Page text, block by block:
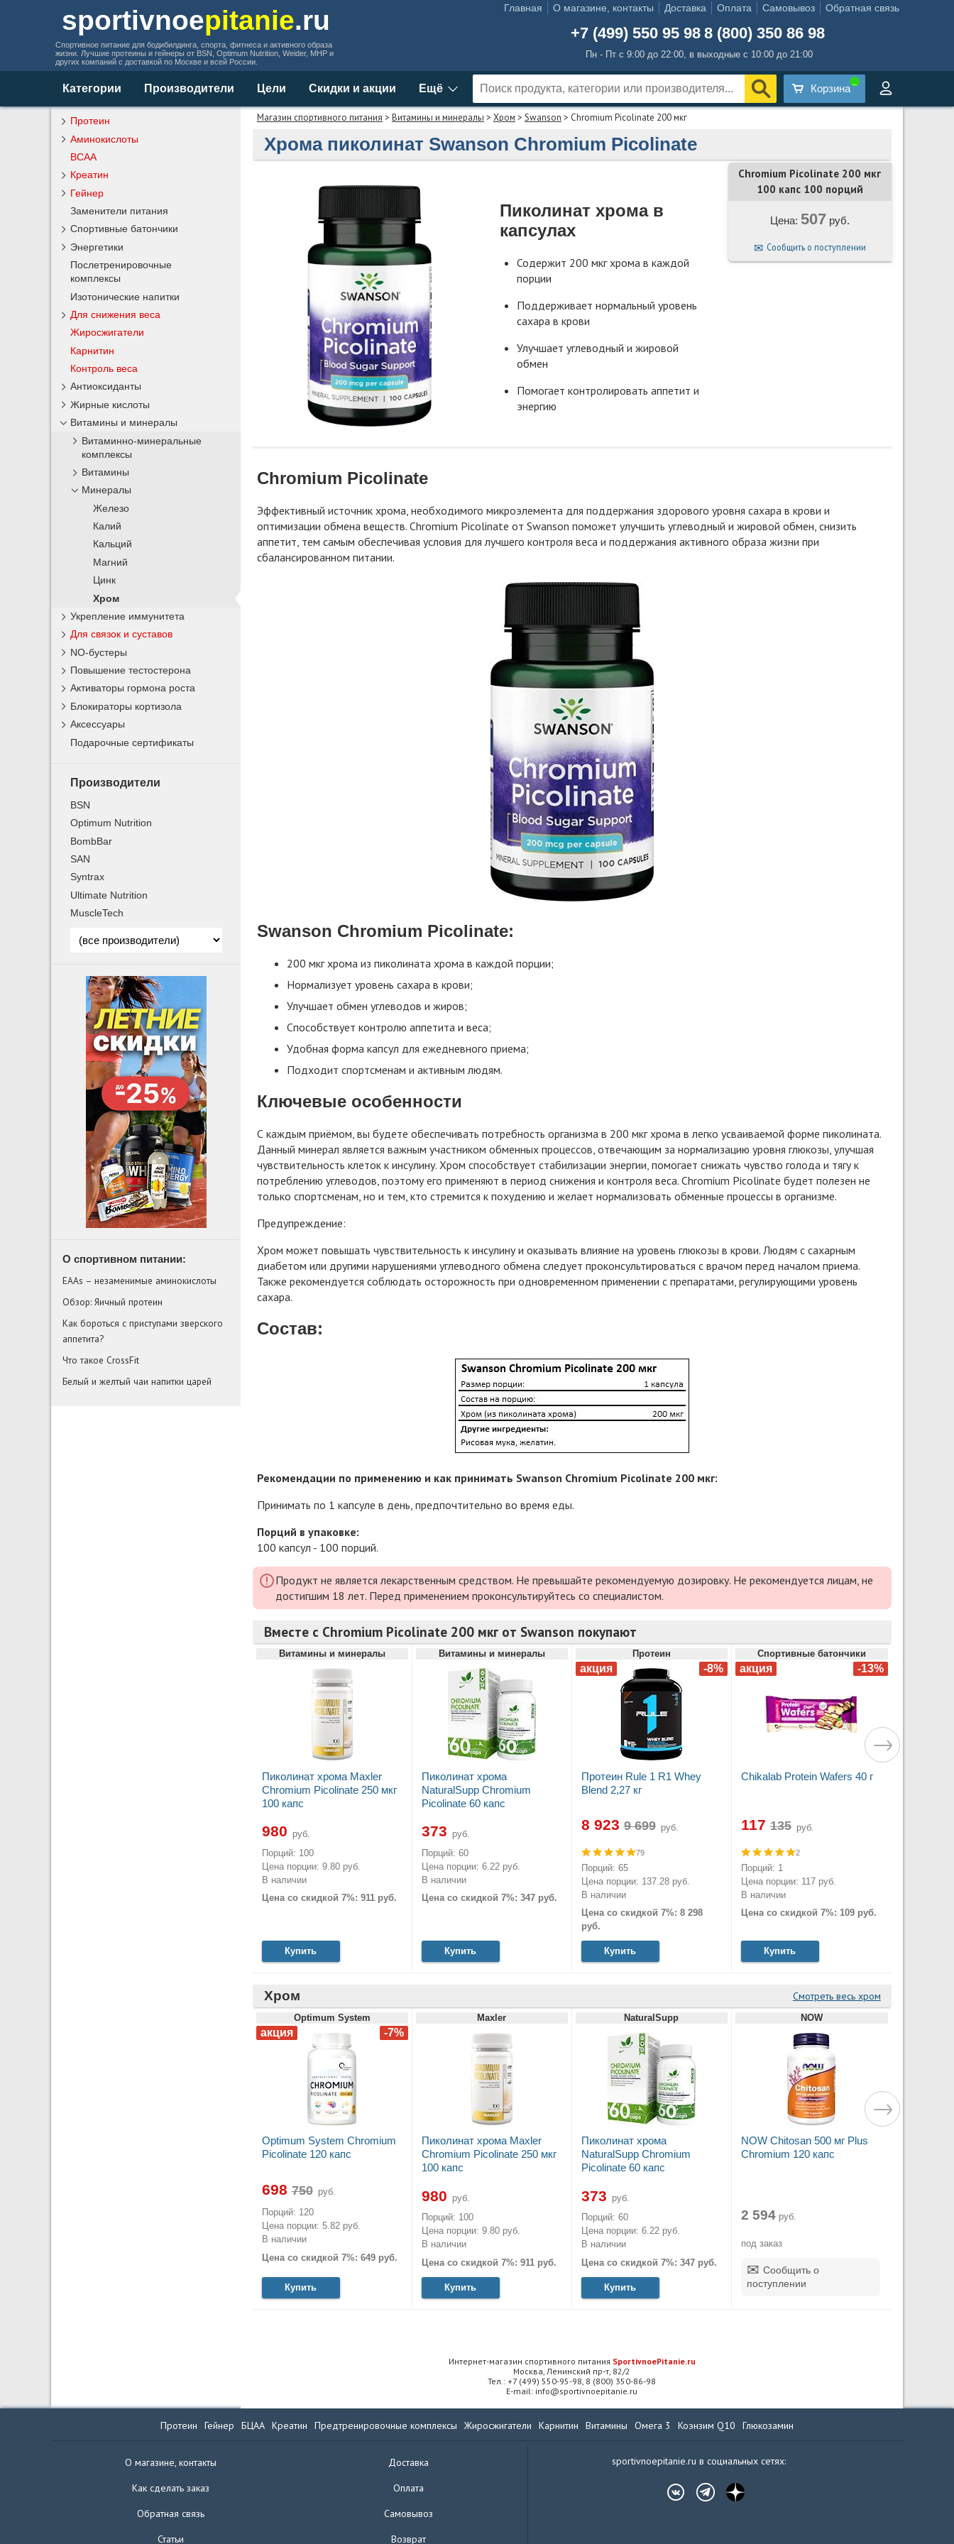
sportivnoepitanie.ru
Спортивное питание для бодибилдинга, спорта, фитнеса и активного образа
жизни. Лучшие протеины и гейнеры от BSN, Optimum Nutrition, Weider, MHP и
других компаний с доставкой по Москве и всей России.
Главная О магазине, контакты Доставка Оплата Самовывоз Обратная связь
+7 (499) 550 95 98 8 (800) 350 86 98
Пн - Пт с 9:00 до 22:00, в выходные с 10:00 до 21:00
Категории Производители Цели Скидки и акции Ещё Корзина
Магазин спортивного питания > Витамины и минералы > Хром > Swanson > Chromium Picolinate 200 мкг
Хрома пиколинат Swanson Chromium Picolinate
Пиколинат хрома в
капсулах
Содержит 200 мкг хрома в каждой
порции
Поддерживает нормальный уровень
сахара в крови
Улучшает углеводный и жировой
обмен
Помогает контролировать аппетит и
энергию
Chromium Picolinate 200 мкг
100 капс 100 порций
Цена: 507 руб.
Сообщить о поступлении
Chromium Picolinate
Эффективный источник хрома, необходимого микроэлемента для поддержания здорового уровня сахара в крови и
оптимизации обмена веществ. Chromium Picolinate от Swanson поможет улучшить углеводный и жировой обмен, снизить
аппетит, тем самым обеспечивая условия для лучшего контроля веса и поддержания активного образа жизни при
сбалансированном питании.
Swanson Chromium Picolinate:
200 мкг хрома из пиколината хрома в каждой порции;
Нормализует уровень сахара в крови;
Улучшает обмен углеводов и жиров;
Способствует контролю аппетита и веса;
Удобная форма капсул для ежедневного приема;
Подходит спортсменам и активным людям.
Ключевые особенности
С каждым приёмом, вы будете обеспечивать потребность организма в 200 мкг хрома в легко усваиваемой форме пиколината.
Данный минерал является важным участником обменных процессов, отвечающим за нормализацию уровня глюкозы, улучшая
чувствительность клеток к инсулину. Хром способствует стабилизации энергии, помогает снижать чувство голода и тягу к
потреблению углеводов, поэтому его применяют в период снижения и контроля веса. Chromium Picolinate будет полезен не
только спортсменам, но и тем, кто стремится к похудению и желает нормализовать обменные процессы в организме.
Предупреждение:
Хром может повышать чувствительность к инсулину и оказывать влияние на уровень глюкозы в крови. Людям с сахарным
диабетом или другими нарушениями углеводного обмена следует проконсультироваться с врачом перед началом приема.
Также рекомендуется соблюдать осторожность при одновременном применении с препаратами, регулирующими уровень
сахара.
Состав:
Рекомендации по применению и как принимать Swanson Chromium Picolinate 200 мкг:
Принимать по 1 капсуле в день, предпочтительно во время еды.
Порций в упаковке:
100 капсул - 100 порций.
Продукт не является лекарственным средством. Не превышайте рекомендуемую дозировку. Не рекомендуется лицам, не
достигшим 18 лет. Перед применением проконсультируйтесь со специалистом.
Вместе с Chromium Picolinate 200 мкг от Swanson покупают
Витамины и минералы
Пиколинат хрома Maxler
Chromium Picolinate 250 мкг
100 капс
980 руб.
Порций: 100
Цена порции: 9.80 руб.
В наличии
Цена со скидкой 7%: 911 руб.
Купить
Витамины и минералы
Пиколинат хрома
NaturalSupp Chromium
Picolinate 60 капс
373 руб.
Порций: 60
Цена порции: 6.22 руб.
В наличии
Цена со скидкой 7%: 347 руб.
Купить
Протеин
Протеин Rule 1 R1 Whey
Blend 2,27 кг
8 923 руб.
79
Порций: 65
Цена порции: 137.28 руб.
В наличии
Цена со скидкой 7%: 8 298
руб.
Купить
Спортивные батончики
Chikalab Protein Wafers 40 г
117 руб.
2
Порций: 1
Цена порции: 117 руб.
В наличии
Цена со скидкой 7%: 109 руб.
Купить
Хром Смотреть весь хром
Optimum System
Optimum System Chromium
Picolinate 120 капс
698
руб.
Порций: 120
Цена порции: 5.82 руб.
В наличии
Цена со скидкой 7%: 649 руб.
Купить
Maxler
Пиколинат хрома Maxler
Chromium Picolinate 250 мкг
100 капс
980 руб.
Порций: 100
Цена порции: 9.80 руб.
В наличии
Цена со скидкой 7%: 911 руб.
Купить
NaturalSupp
Пиколинат хрома
NaturalSupp Chromium
Picolinate 60 капс
373 руб.
Порций: 60
Цена порции: 6.22 руб.
В наличии
Цена со скидкой 7%: 347 руб.
Купить
NOW
NOW Chitosan 500 мг Plus
Chromium 120 капс
2 594руб.
под заказ
Сообщить о
поступлении
Интернет-магазин спортивного питания SportivnoePitanie.ru
Москва, Ленинский пр-т, 82/2
Тел.: +7 (499) 550-95-98, 8 (800) 350-86-98
E-mail: info@sportivnoepitanie.ru
Протеин
Аминокислоты
BCAA
Креатин
Гейнер
Заменители питания
Спортивные батончики
Энергетики
Послетренировочные
комплексы
Изотонические напитки
Для снижения веса
Жиросжигатели
Карнитин
Контроль веса
Антиоксиданты
Жирные кислоты
Витамины и минералы
Витаминно-минеральные
комплексы
Витамины
Минералы
Железо
Калий
Кальций
Магний
Цинк
Хром
Укрепление иммунитета
Для связок и суставов
NO-бустеры
Повышение тестостерона
Активаторы гормона роста
Блокираторы кортизола
Аксессуары
Подарочные сертификаты
Производители
BSN
Optimum Nutrition
BombBar
SAN
Syntrax
Ultimate Nutrition
MuscleTech
О спортивном питании:
EAAs – незаменимые аминокислоты
Обзор: Яичный протеин
Как бороться с приступами зверского
аппетита?
Что такое CrossFit
Белый и желтый чаи напитки царей
Протеин Гейнер БЦАА Креатин Предтренировочные комплексы Жиросжигатели Карнитин Витамины Омега 3 Коэнзим Q10 Глюкозамин
О магазине, контакты
Как сделать заказ
Обратная связь
Статьи
Доставка
Оплата
Самовывоз
Возврат
sportivnoepitanie.ru в социальных сетях: